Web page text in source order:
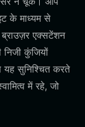
के माध्यम से
एक्सटेंशन
कुंजियों
सुनिश्चित करते
में रहे, जो